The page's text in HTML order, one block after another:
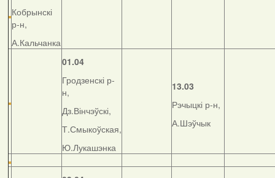
Кобрынскі
р-н,
А.Кальчанка
01.04
Гродзенскі р-
н,
Дз.Вінчэўскі,
Т.Смыкоўская,
Ю.Лукашэнка
13.03
Рэчыцкі р-н,
А.Шэўчык